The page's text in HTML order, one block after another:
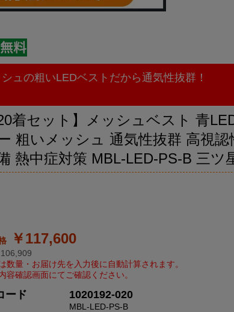
シュの粗いLEDベストだから通気性抜群！
20着セット】メッシュベスト 青
粗いメッシュ 通気性抜群 高視
熱中症対策 MBL-LED-PS-B 三ツ
￥117,600
ード 1020192-020
MBL-LED-PS-B